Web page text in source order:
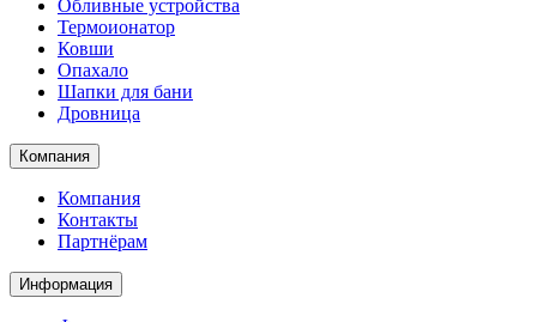
Обливные устройства
Термоионатор
Ковши
Опахало
Шапки для бани
Дровница
Компания
Компания
Контакты
Партнёрам
Информация